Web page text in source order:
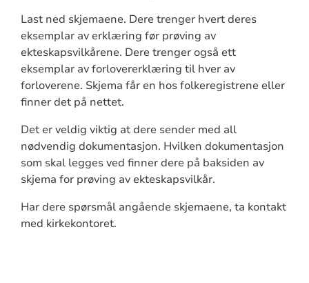
Last ned skjemaene. Dere trenger hvert deres
eksemplar av erklæring før prøving av
ekteskapsvilkårene. Dere trenger også ett
eksemplar av forlovererklæring til hver av
forloverene. Skjema får en hos folkeregistrene eller
finner det på nettet.
Det er veldig viktig at dere sender med all
nødvendig dokumentasjon. Hvilken dokumentasjon
som skal legges ved finner dere på baksiden av
skjema for prøving av ekteskapsvilkår.
Har dere spørsmål angående skjemaene, ta kontakt
med kirkekontoret.